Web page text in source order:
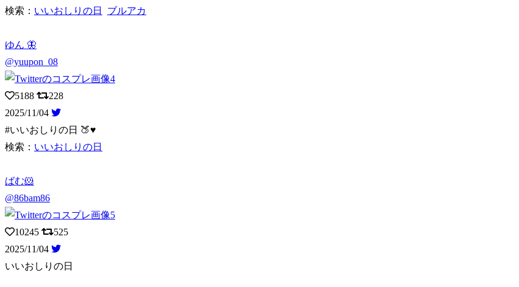
検索： いいおしりの日 ブルアカ
ゆん 🦋
@yuupon_08
5188
228
2025/11/04
#いいおしりの日 🍑♥️
検索： いいおしりの日
ばむ🐹
@86bam86
10245
525
2025/11/04
いいおしりの日